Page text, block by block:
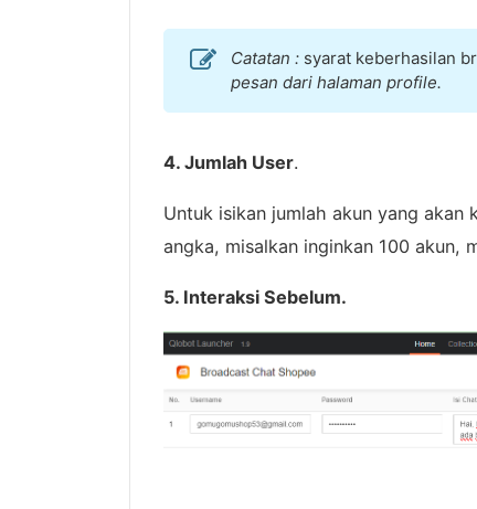
Catatan : syarat keberhasilan
pesan dari halaman profile.
4. Jumlah User.
Untuk isikan jumlah akun yang
angka, misalkan inginkan 100 akun,
5. Interaksi Sebelum.